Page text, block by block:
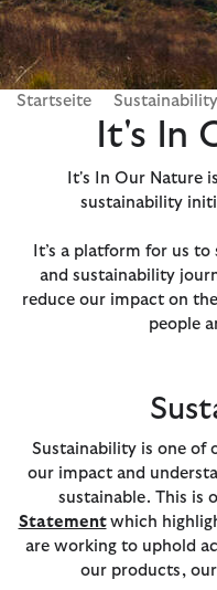
Startseite Sustainability
It's In
It's In Our Nature
sustainability
It’s a platform for us
and sustainability
reduce our impact on
people
Sustainability is one of
our impact and
sustainable. This is
Statement which
are working to uphold
our products,